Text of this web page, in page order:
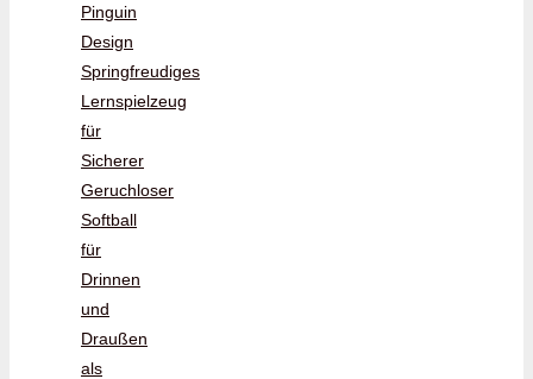
Pinguin
Design
Springfreudiges
Lernspielzeug
für
Sicherer
Geruchloser
Softball
für
Drinnen
und
Draußen
als